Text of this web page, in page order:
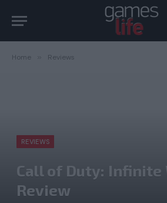
Home Reviews
REVIEWS
Call of Duty: Infinite
Review